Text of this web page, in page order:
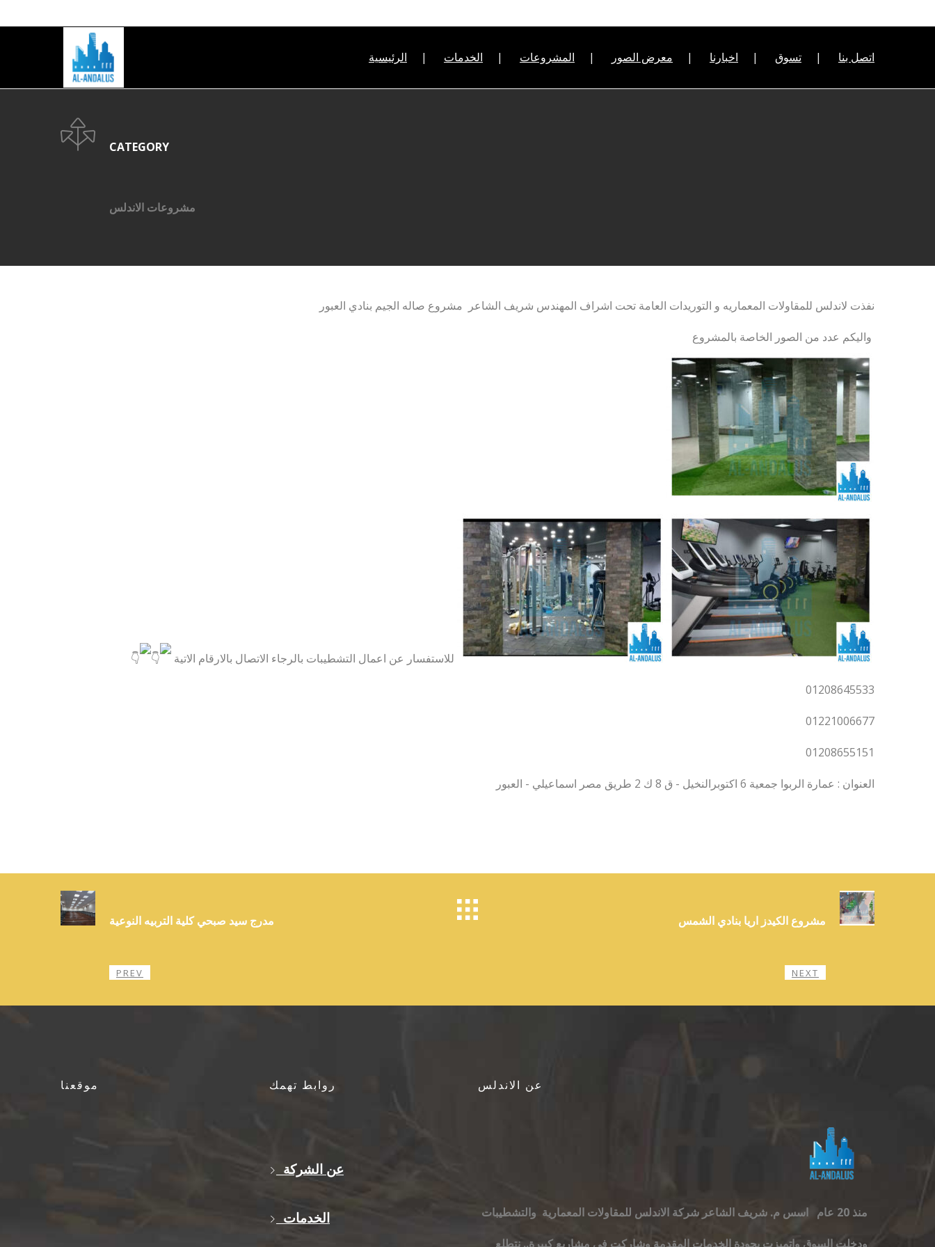
الرئيسية الخدمات المشروعات معرض الصور اخبارنا تسوق اتصل بنا
CATEGORY
مشروعات الاندلس
نفذت لاندلس للمقاولات المعماريه و التوريدات العامة تحت اشراف المهندس شريف الشاعر مشروع صاله الجيم بنادي العبور
واليكم عدد من الصور الخاصة بالمشروع
للاستفسار عن اعمال التشطيبات بالرجاء الاتصال بالارقام الاتية
01208645533
01221006677
01208655151
العنوان : عمارة الربوا جمعية 6 اكتوبرالنخيل - ق 8 ك 2 طريق مصر اسماعيلي - العبور
مدرج سيد صبحي كلية التربيه النوعية
PREV
مشروع الكيدز اريا بنادي الشمس
NEXT
موقعنا روابط تهمك
عن الشركة
الخدمات
عن الاندلس
منذ 20 عام اسس م. شريف الشاعر شركة الاندلس للمقاولات المعمارية والتشطيبات
ودخلت السوق واتميزت بجودة الخدمات المقدمة وشاركت فى مشاريع كبيرة.. نتطلع